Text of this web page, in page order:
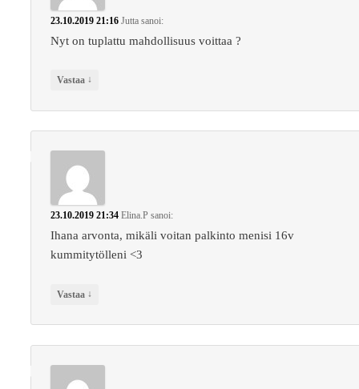
23.10.2019 21:16 Jutta sanoi:
Nyt on tuplattu mahdollisuus voittaa ?
Vastaa ↓
23.10.2019 21:34 Elina.P sanoi:
Ihana arvonta, mikäli voitan palkinto menisi 16v
kummitytölleni <3
Vastaa ↓